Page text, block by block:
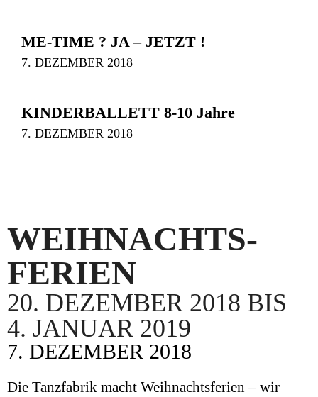
ME-TIME ? JA – JETZT !
7. DEZEMBER 2018
KINDERBALLETT 8-10 Jahre
7. DEZEMBER 2018
WEIHNACHTS-
FERIEN
20. DEZEMBER 2018 BIS
4. JANUAR 2019
7. DEZEMBER 2018
Die Tanzfabrik macht Weihnachtsferien – wir